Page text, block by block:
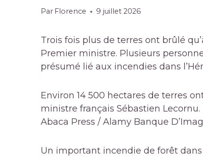
Par Florence 9 juillet 2026
Trois fois plus de terres ont brûlé
Premier ministre. Plusieurs
présumé lié aux incendies dans
Environ 14 500 hectares de terres
ministre français Sébastien
Abaca Press / Alamy Banque
Un important incendie de forêt